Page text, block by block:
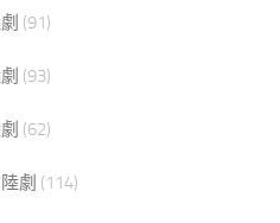
(91)
(93)
(62)
劇 (114)